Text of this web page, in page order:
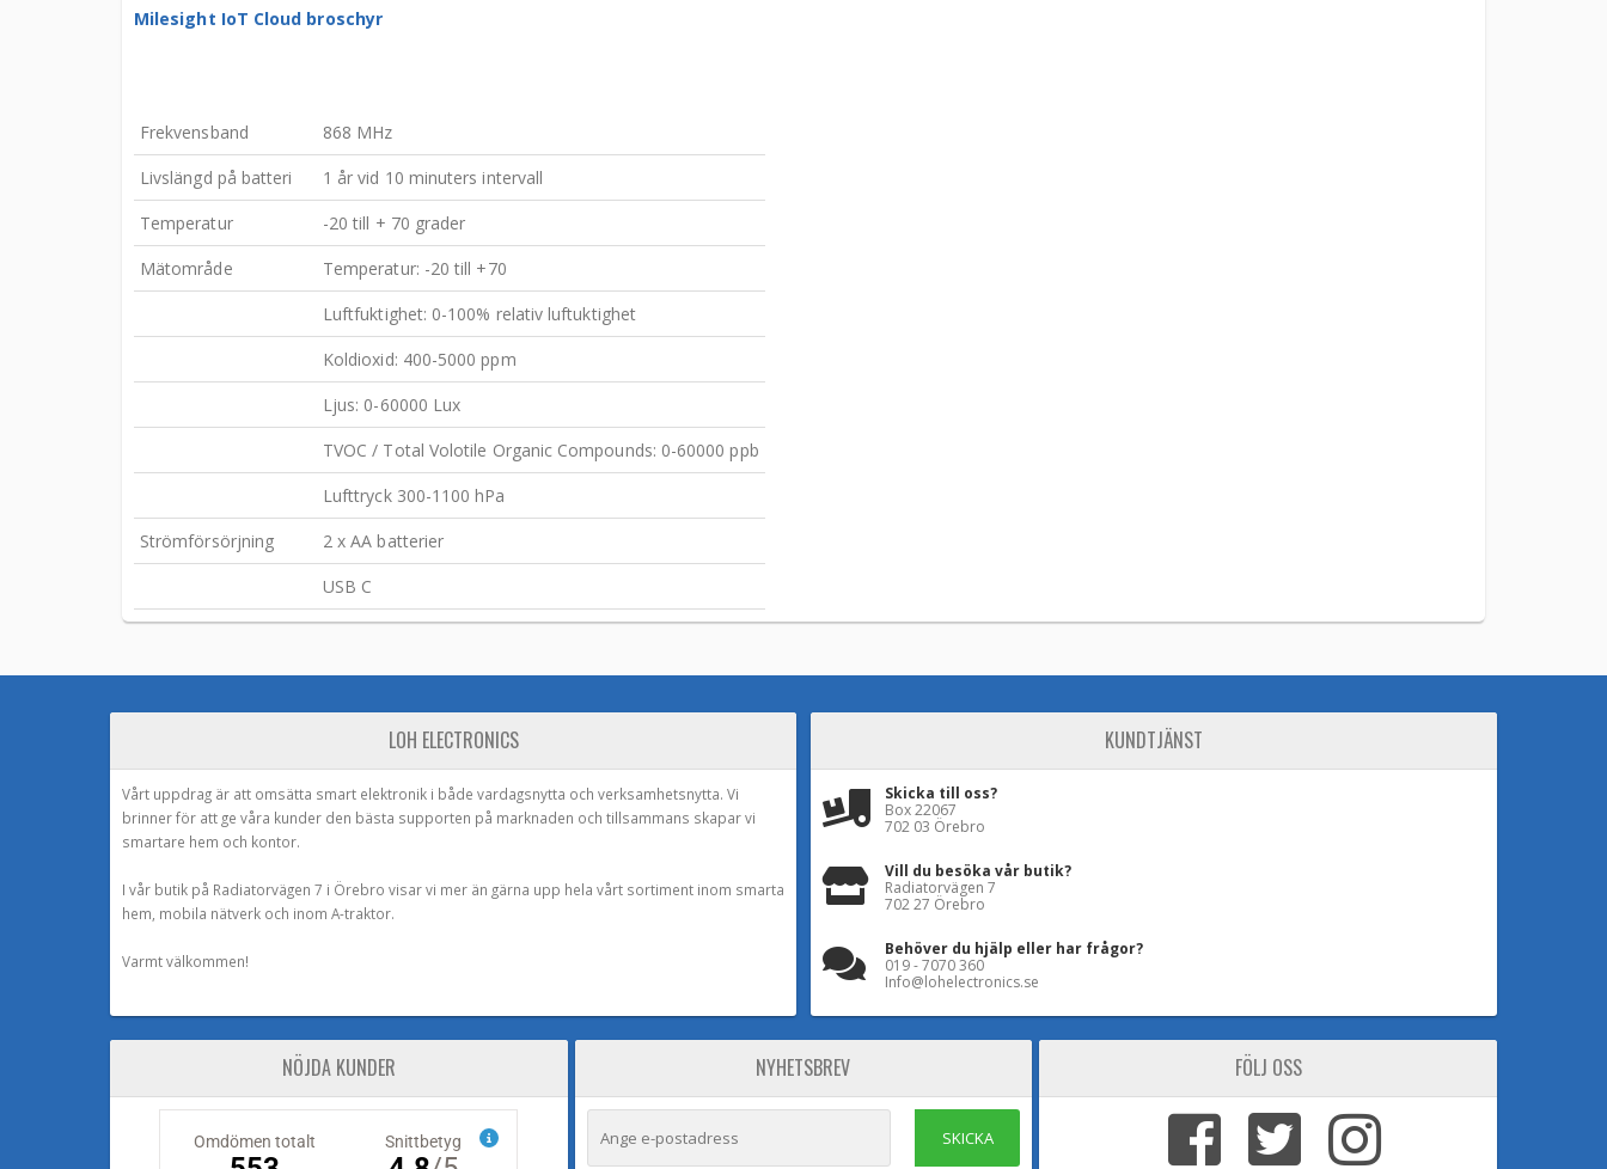
Milesight IoT Cloud broschyr
Frekvensband
868 MHz
Livslängd på batteri
1 år vid 10 minuters intervall
Temperatur
-20 till + 70 grader
Mätområde
Temperatur: -20 till +70
Luftfuktighet: 0-100% relativ luftuktighet
Koldioxid: 400-5000 ppm
Ljus: 0-60000 Lux
TVOC / Total Volotile Organic Compounds: 0-60000 ppb
Lufttryck 300-1100 hPa
Strömförsörjning
2 x AA batterier
USB C
LOH ELECTRONICS
Vårt uppdrag är att omsätta smart elektronik i både vardagsnytta och verksamhetsnytta. Vi
brinner för att ge våra kunder den bästa supporten på marknaden och tillsammans skapar vi
smartare hem och kontor.
I vår butik på Radiatorvägen 7 i Örebro visar vi mer än gärna upp hela vårt sortiment inom smarta
hem, mobila nätverk och inom A-traktor.
Varmt välkommen!
KUNDTJÄNST
Skicka till oss?
Box 22067
702 03 Örebro
Vill du besöka vår butik?
Radiatorvägen 7
702 27 Örebro
Behöver du hjälp eller har frågor?
019 - 7070 360
Info@lohelectronics.se
NÖJDA KUNDER NYHETSBREV
SKICKA
FÖLJ OSS